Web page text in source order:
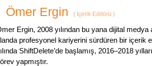
Ömer Ergin ( İçerik Editörü )
Ergin, 2008 yılından bu yana dijital
profesyonel kariyerini sürdüren bir içerik
ShiftDelete’de başlamış, 2016–2018
yapmıştır.